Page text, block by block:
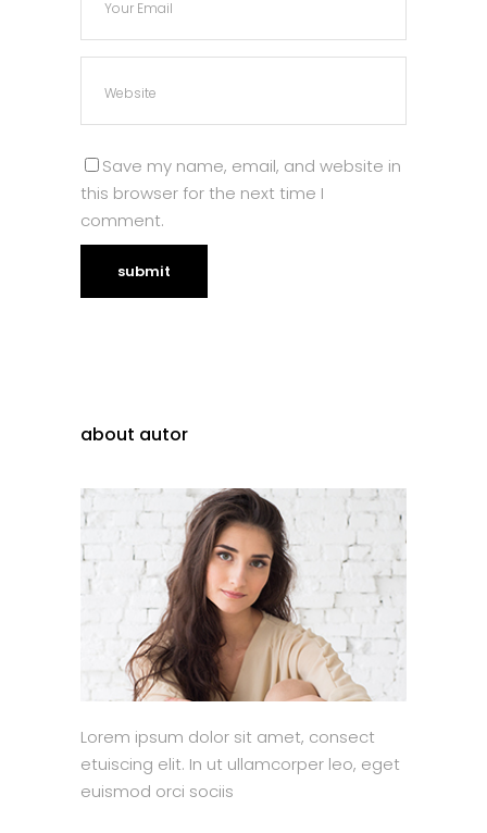
Save my name, email, and website in
this browser for the next time I
comment.
about autor
Lorem ipsum dolor sit amet, consect
etuiscing elit. In ut ullamcorper leo, eget
euismod orci sociis